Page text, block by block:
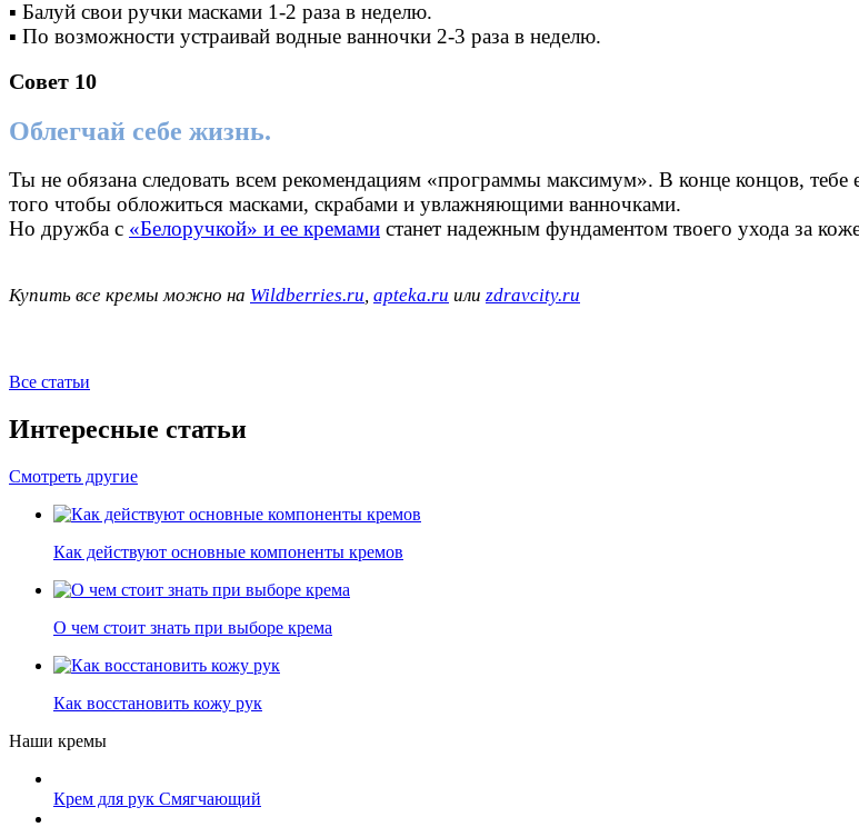
▪ Балуй свои ручки масками 1-2 раза в неделю.
▪ По возможности устраивай водные ванночки 2-3 раза в неделю.
Совет 10
Облегчай себе жизнь.
Ты не обязана следовать всем рекомендациям «программы максимум». В конце концов,
того чтобы обложиться масками, скрабами и увлажняющими ванночками.
Но дружба с «Белоручкой» и ее кремами станет надежным фундаментом твоего ухода за
Купить все кремы можно на Wildberries.ru, apteka.ru или zdravcity.ru
Все статьи
Интересные статьи
Смотреть другие
Как действуют основные компоненты кремов
О чем стоит знать при выборе крема
Как восстановить кожу рук
Наши кремы
Крем для рук Смягчающий